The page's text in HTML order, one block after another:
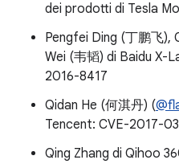
dei prodotti di Tesla
Pengfei Ding (丁鹏飞),
Wei (韦韬) di Baidu X-
2016-8417
Qidan He (何淇丹) (
Tencent: CVE-2017-
Qing Zhang di Qihoo